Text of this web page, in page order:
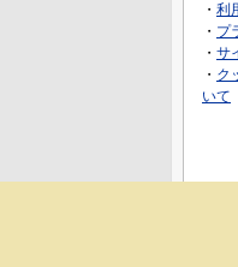
・ 利
・ プ
・ サ
・ ク
いて